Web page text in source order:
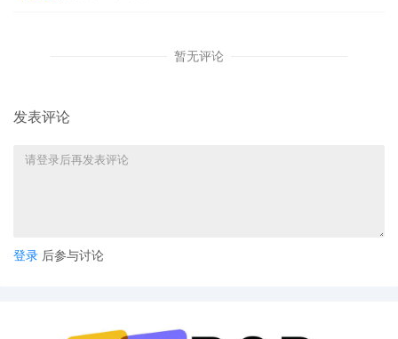
UinPOD优衣印全球定制公司，已备好大量毛衣货源，多种印花工艺
品品质和48小时交货速度，为卖家提供高品质POD柔性定制服务。
暂无评论
发表评论
登录 后参与讨论